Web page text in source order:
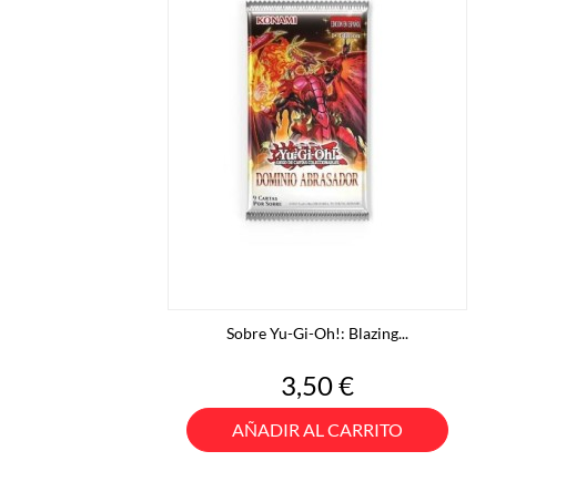
Sobre Yu-Gi-Oh!: Blazing...
Precio
3,50 €
AÑADIR AL CARRITO